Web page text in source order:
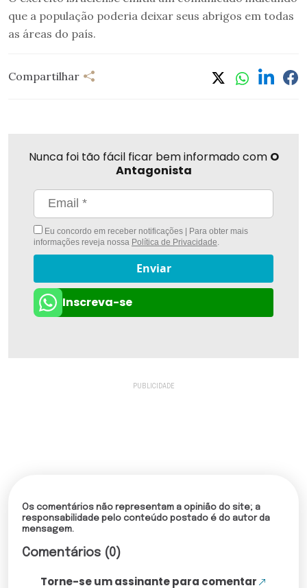
que a população poderia deixar seus abrigos em todas
as áreas do país.
Compartilhar
Nunca foi tão fácil ficar bem informado com O
Antagonista
Eu concordo em receber notificações | Para obter mais
informações reveja nossa Política de Privacidade
Enviar
Inscreva-se
Os comentários não representam a opinião do site; a
responsabilidade pelo conteúdo postado é do autor da
mensagem.
Comentários (0)
Torne-se um assinante para comentar